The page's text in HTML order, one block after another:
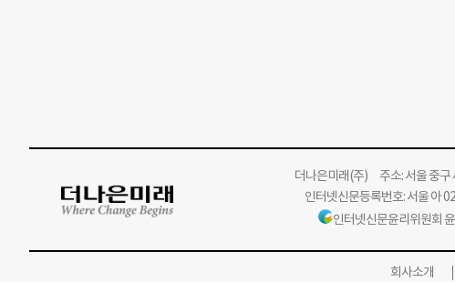
더나은미래(주)주소: 서울 중구
인터넷신문등록번호: 서울 아
인터넷신문윤리위원회
회사소개